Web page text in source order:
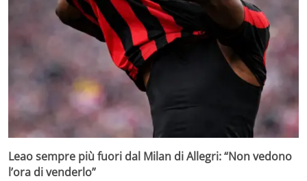
Leao sempre più fuori dal Milan di Allegri: “Non vedono
l’ora di venderlo”